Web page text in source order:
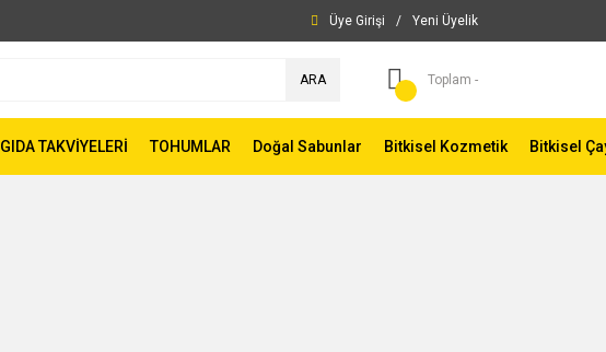
Üye Girişi / Yeni Üyelik
ARA Toplam -
GIDA TAKVİYELERİ TOHUMLAR Doğal Sabunlar Bitkisel Kozmetik Bitkisel